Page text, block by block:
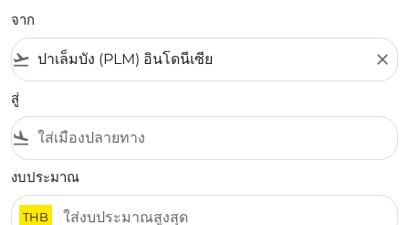
จาก
flight_takeoff close
สู่
flight_land
งบประมาณ
THB